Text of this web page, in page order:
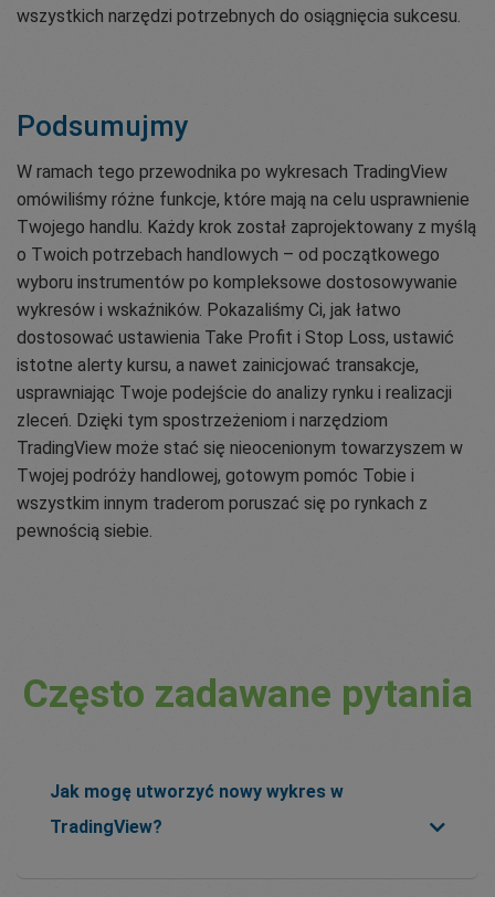
wszystkich narzędzi potrzebnych do osiągnięcia sukcesu.
Podsumujmy
W ramach tego przewodnika po wykresach TradingView
omówiliśmy różne funkcje, które mają na celu usprawnienie
Twojego handlu. Każdy krok został zaprojektowany z myślą
o Twoich potrzebach handlowych – od początkowego
wyboru instrumentów po kompleksowe dostosowywanie
wykresów i wskaźników. Pokazaliśmy Ci, jak łatwo
dostosować ustawienia Take Profit i Stop Loss, ustawić
istotne alerty kursu, a nawet zainicjować transakcje,
usprawniając Twoje podejście do analizy rynku i realizacji
zleceń. Dzięki tym spostrzeżeniom i narzędziom
TradingView może stać się nieocenionym towarzyszem w
Twojej podróży handlowej, gotowym pomóc Tobie i
wszystkim innym traderom poruszać się po rynkach z
pewnością siebie.
Często zadawane pytania
Jak mogę utworzyć nowy wykres w
TradingView?